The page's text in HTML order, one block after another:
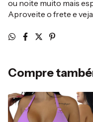
ou noite muito mais
Aproveite o frete e
Compre